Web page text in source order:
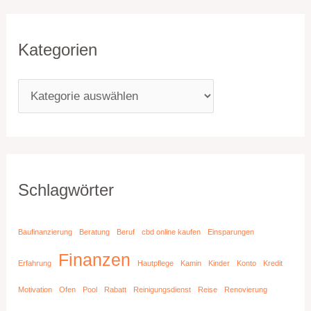
Kategorien
Schlagwörter
Baufinanzierung Beratung Beruf cbd online kaufen Einsparungen
Erfahrung Finanzen Hautpflege Kamin Kinder Konto Kredit
Motivation Ofen Pool Rabatt Reinigungsdienst Reise Renovierung